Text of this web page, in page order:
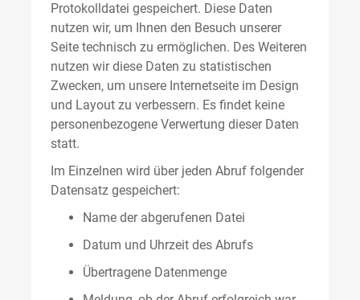
Protokolldatei gespeichert. Diese Daten
nutzen wir, um Ihnen den Besuch unserer
Seite technisch zu ermöglichen. Des Weiteren
nutzen wir diese Daten zu statistischen
Zwecken, um unsere Internetseite im Design
und Layout zu verbessern. Es findet keine
personenbezogene Verwertung dieser Daten
statt.
Im Einzelnen wird über jeden Abruf folgender
Datensatz gespeichert:
Name der abgerufenen Datei
Datum und Uhrzeit des Abrufs
Übertragene Datenmenge